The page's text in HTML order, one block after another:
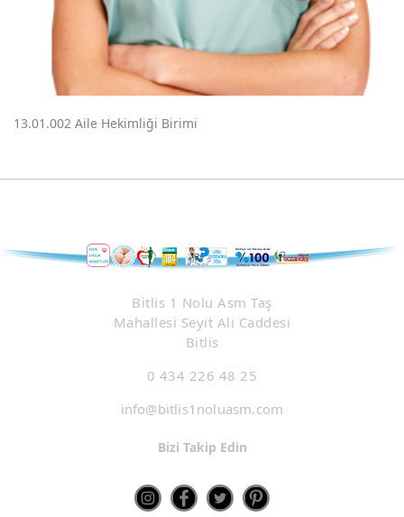
13.01.002 Aile Hekimliği Birimi
Bitlis 1 Nolu Asm Taş
Mahallesi Seyit Ali Caddesi
Bitlis
0 434 226 48 25
info@bitlis1noluasm.com
Bizi Takip Edin